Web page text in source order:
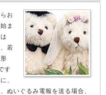
お
ま
若
す
、
ぬいぐるみ電報を送る場合、